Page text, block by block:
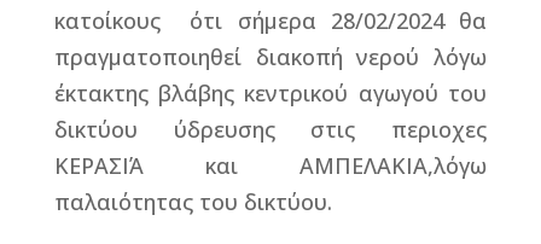
κατοίκους ότι σήμερα 28/02/2024 θα
πραγματοποιηθεί διακοπή νερού λόγω
έκτακτης βλάβης κεντρικού αγωγού του
δικτύου ύδρευσης στις περιοχες
ΚΕΡΑΣΙΆ και ΑΜΠΕΛΑΚΙΑ,λόγω
παλαιότητας του δικτύου.